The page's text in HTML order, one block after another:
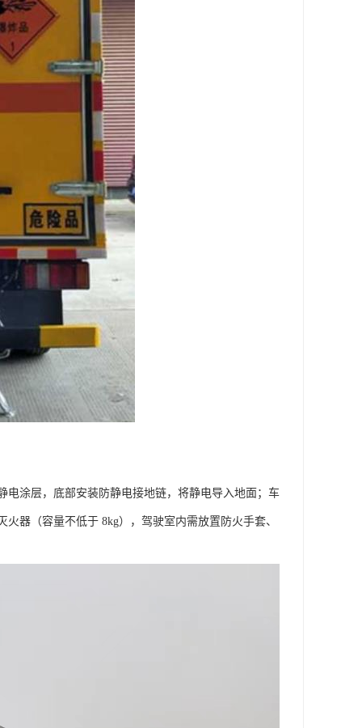
涂层，底部安装防静电接地链，将静电导入地面；车
器（容量不低于 8kg），驾驶室内需放置防火手套、